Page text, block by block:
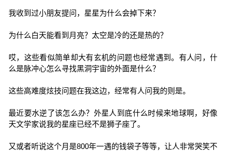
我收到过小朋友提问，星星为什么会掉下来？
为什么白天能看到月亮？太空是冷的还是热的？
哎，这些看似简单却大有玄机的问题也经常遇到。有人问，什
么是脉冲心怎么寻找黑洞宇宙的外面是什么？
这些高难度炫技问题在我这边，经常有人问我的则是。
最近要水逆了该怎么办？外星人到底什么时候来地球啊，好像
天文学家说我的星座已经不是狮子座了。
又或者听说这个月是800年一遇的钱袋子等等，让人非常哭笑不